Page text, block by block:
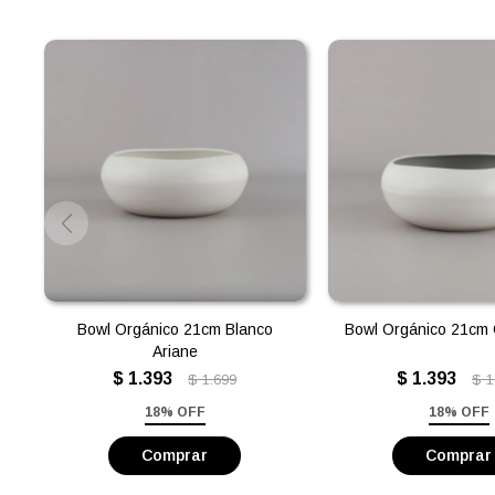
Bowl Orgánico 21cm Blanco
Ariane
$ 1.393 $ 1.699
18% OFF
Bowl Orgánico 21cm
$ 1.393 $
18% OFF